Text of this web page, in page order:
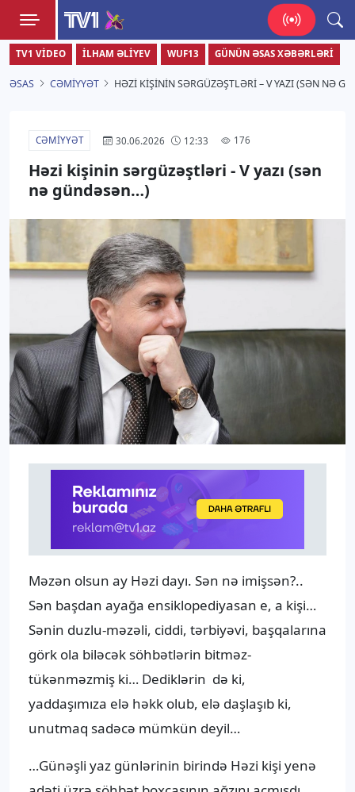
TV1
Zamanı bizimlə yaşa!
TV1 VIDEO İLHAM ƏLIYEV WUF13 GÜNÜN ƏSAS XƏBƏRLƏRI
ƏSAS CƏMIYYƏT HƏZI KIŞININ SƏRGÜZƏŞTLƏRI – V YAZI (SƏN NƏ
CƏMIYYƏT 30.06.2026 12:33 176
Həzi kişinin sərgüzəştləri - V yazı (sən
nə gündəsən…)
Məzən olsun ay Həzi dayı. Sən nə imişsən?..
Sən başdan ayağa ensiklopediyasan e, a kişi…
Sənin duzlu-məzəli, ciddi, tərbiyəvi, başqalarına
görk ola biləcək söhbətlərin bitməz-
tükənməzmiş ki… Dediklərin də ki,
yaddaşımıza elə həkk olub, elə daşlaşıb ki,
unutmaq sadəcə mümkün deyil…
…Günəşli yaz günlərinin birində Həzi kişi yenə